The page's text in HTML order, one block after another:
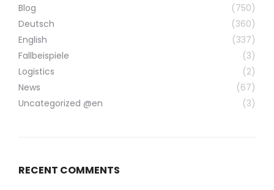
Blog
(750)
Deutsch
(360)
English
(337)
Fallbeispiele
(3)
Logistics
(2)
News
(67)
Uncategorized @en
(3)
RECENT COMMENTS